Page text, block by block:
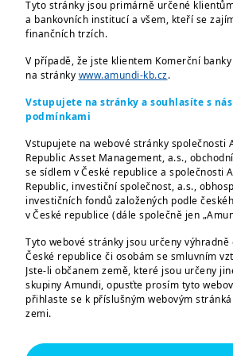
Tyto stránky jsou primárně určené
a bankovních institucí a všem, kteří se
finančních trzích.
V případě, že jste klientem Komerční
na stránky www.amundi-kb.cz.
Vstupujete na stránky a souhlasíte s
podmínkami
Vstupujete na webové stránky společnosti
Republic Asset Management, a.s.,
se sídlem v České republice a společnosti
Republic, investiční společnost, a.s.,
investičních fondů založených podle
v České republice (dále společně jen
Tyto webové stránky jsou určeny
České republice či osobám se smluvním
Jste-li občanem země, které jsou určeny
skupiny Amundi, opusťte prosím tyto
přihlaste se k příslušným webovým
zemi.
Tyto webové stránky jsou určeny
dovolujeme si upozornit, že
Amundi Index Solutions
o
AMUNDI INDEX MSCI
ESG BROAD CTB v období
10.11.2023. Důvodem je
nabídky ETF tříd indexových
Irska. Více zde.
Všechny pokyny k nákupu,
zpětnému odkupu tříd výše
fondu přijaté v tomto období